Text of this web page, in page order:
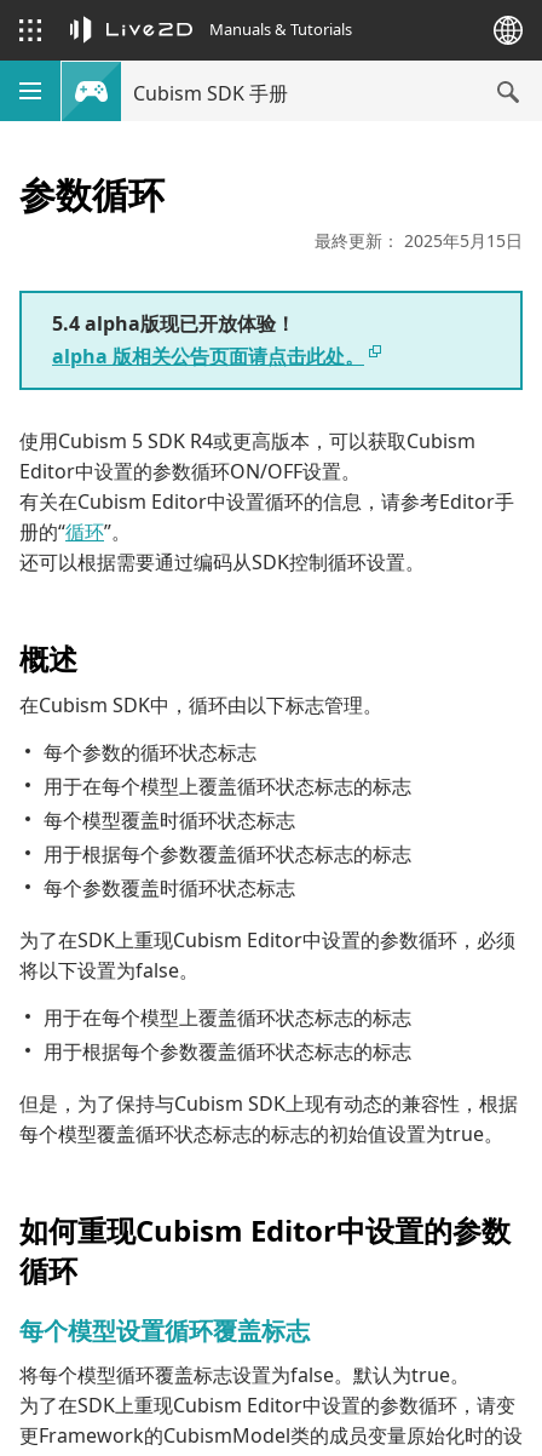
Manuals & Tutorials
Cubism SDK 手册
参数循环
最終更新： 2025年5月15日
5.4 alpha版现已开放体验！
alpha 版相关公告页面请点击此处。
使用Cubism 5 SDK R4或更高版本，可以获取Cubism
Editor中设置的参数循环ON/OFF设置。
有关在Cubism Editor中设置循环的信息，请参考Editor手
册的“循环”。
还可以根据需要通过编码从SDK控制循环设置。
概述
在Cubism SDK中，循环由以下标志管理。
每个参数的循环状态标志
用于在每个模型上覆盖循环状态标志的标志
每个模型覆盖时循环状态标志
用于根据每个参数覆盖循环状态标志的标志
每个参数覆盖时循环状态标志
为了在SDK上重现Cubism Editor中设置的参数循环，必须
将以下设置为false。
用于在每个模型上覆盖循环状态标志的标志
用于根据每个参数覆盖循环状态标志的标志
但是，为了保持与Cubism SDK上现有动态的兼容性，根据
每个模型覆盖循环状态标志的标志的初始值设置为true。
如何重现Cubism Editor中设置的参数
循环
每个模型设置循环覆盖标志
将每个模型循环覆盖标志设置为false。默认为true。
为了在SDK上重现Cubism Editor中设置的参数循环，请变
更Framework的CubismModel类的成员变量原始化时的设